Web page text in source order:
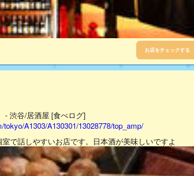
お店をチェックする
- 渋谷/居酒屋 [食べログ]
A1303/A130301/13028778/top_amp/
で話しやすいお店です。日本酒が美味しいですよ